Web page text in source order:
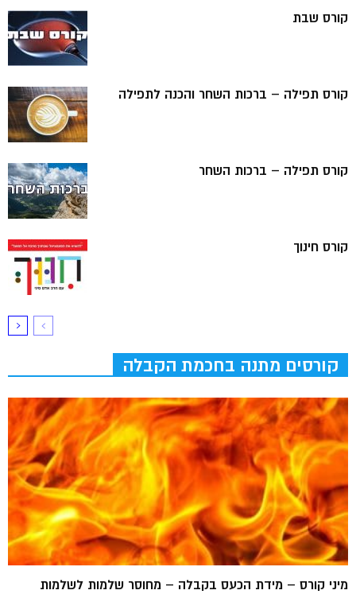
קורס שבת
קורס תפילה – ברכות השחר והכנה לתפילה
קורס תפילה – ברכות השחר
קורס חינוך
קורסים מתנה בחכמת הקבלה
מיני קורס – מידת הכעס בקבלה – מחוסר שלמות לשלמות